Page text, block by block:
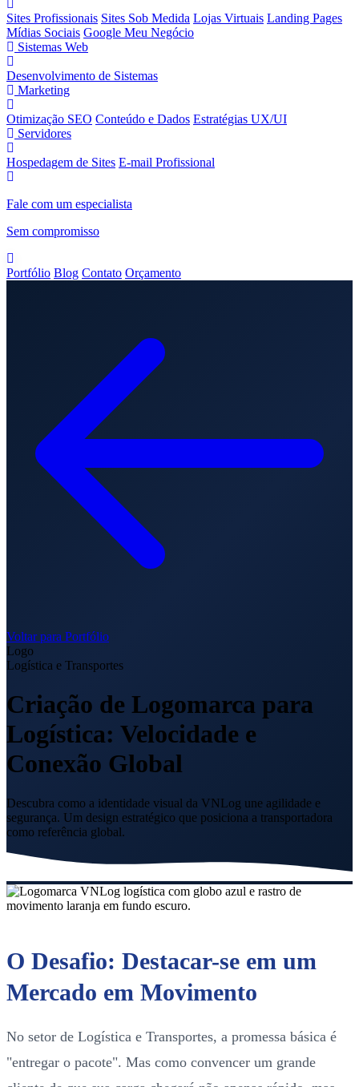
Sites Profissionais Sites Sob Medida Lojas Virtuais Landing Pages
Mídias Sociais Google Meu Negócio
Sistemas Web
Desenvolvimento de Sistemas
Marketing
Otimização SEO Conteúdo e Dados Estratégias UX/UI
Servidores
Hospedagem de Sites E-mail Profissional
Fale com um especialista
Sem compromisso
Portfólio Blog Contato Orçamento
Voltar para Portfólio
Logo
Logística e Transportes
Criação de Logomarca para
Logística: Velocidade e
Conexão Global
Descubra como a identidade visual da VNLog une agilidade e
segurança. Um design estratégico que posiciona a transportadora
como referência global.
O Desafio: Destacar-se em um
Mercado em Movimento
No setor de Logística e Transportes, a promessa básica é
"entregar o pacote". Mas como convencer um grande